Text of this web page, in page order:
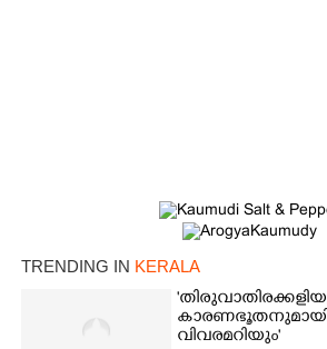
TRENDING IN KERALA
വിവരമറിയും '